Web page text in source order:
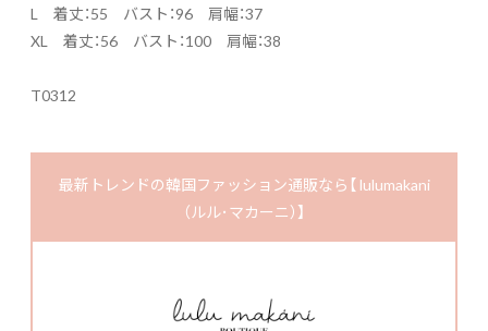
L 着丈：55 バスト：96 肩幅：37
XL 着丈：56 バスト：100 肩幅：38
T0312
最新トレンドの韓国ファッション通販なら【 lulumakani
（ルル･マカーニ）】